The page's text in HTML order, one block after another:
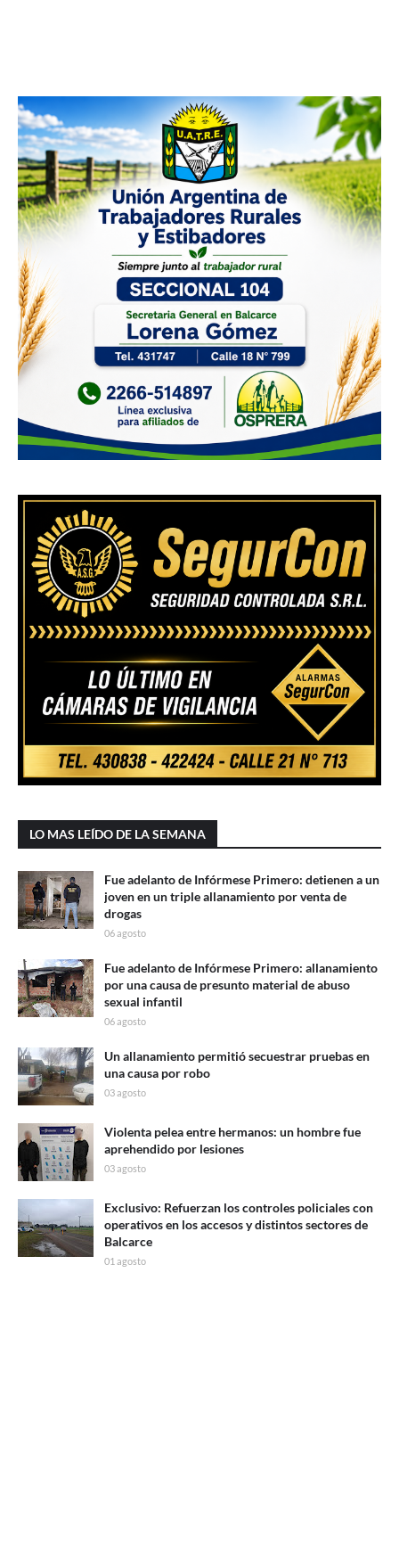
LO MAS LEÍDO DE LA SEMANA
Fue adelanto de Infórmese Primero: detienen a un
joven en un triple allanamiento por venta de
drogas
06 agosto
Fue adelanto de Infórmese Primero: allanamiento
por una causa de presunto material de abuso
sexual infantil
06 agosto
Un allanamiento permitió secuestrar pruebas en
una causa por robo
03 agosto
Violenta pelea entre hermanos: un hombre fue
aprehendido por lesiones
03 agosto
Exclusivo: Refuerzan los controles policiales con
operativos en los accesos y distintos sectores de
Balcarce
01 agosto